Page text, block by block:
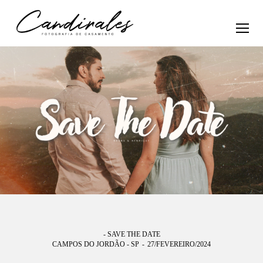
- SAVE THE DATE
CAMPOS DO JORDÃO - SP
27/FEVEREIRO/2024